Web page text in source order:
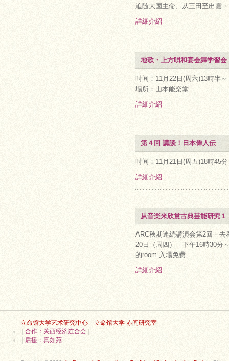
追随大国主命、从三田至出雲
詳細介紹
地歌・上方唄和宴会舞学習
时间：11月22日(周六)13時半～
場所：山本能楽堂
詳細介紹
第４回 講談！日本偉人伝
时间：11月21日(周五)18時45
詳細介紹
从音楽来欣赏古典芸能研究
ARC秋期連続講演会第2回－
20日（周四） 下午16時30分
的room 入場免费
詳細介紹
立命馆大学艺术研究中心 立命馆大学 赤间研究室
合作：关西经济连合会
后援：真如苑